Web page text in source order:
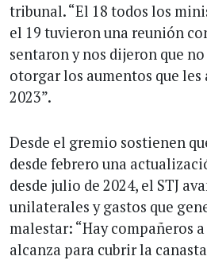
tribunal. “El 18 todos los
el 19 tuvieron una reunión
sentaron y nos dijeron que
otorgar los aumentos que les
2023”.
Desde el gremio sostienen
desde febrero una
desde julio de 2024, el STJ
unilaterales y gastos que
malestar: “Hay compañeros
alcanza para cubrir la